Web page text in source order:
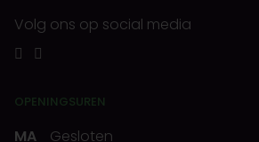
Volg ons op social media
OPENINGSUREN
MA
Gesloten